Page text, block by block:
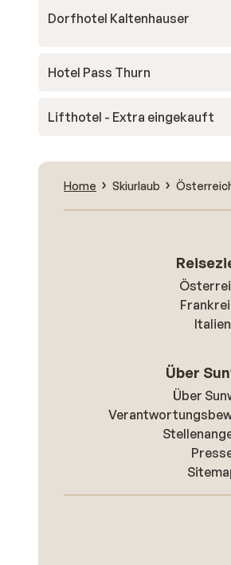
Dorfhotel Kaltenhauser
Hotel Pass Thurn
Lifthotel - Extra eingekauft
Home Skiurlaub
Italien
Über
Über